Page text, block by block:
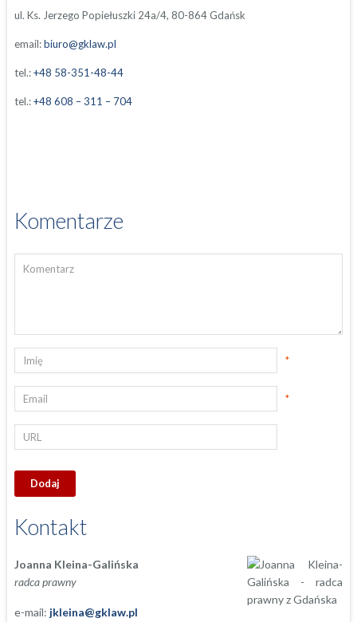
ul. Ks. Jerzego Popiełuszki 24a/4, 80-864 Gdańsk
email:biuro@gklaw.pl
tel.:+48 58-351-48-44
tel.:+48 608 – 311 – 704
Komentarze
*
*
Kontakt
Joanna Kleina-Galińska
radca prawny
e-mail: jkleina@gklaw.pl